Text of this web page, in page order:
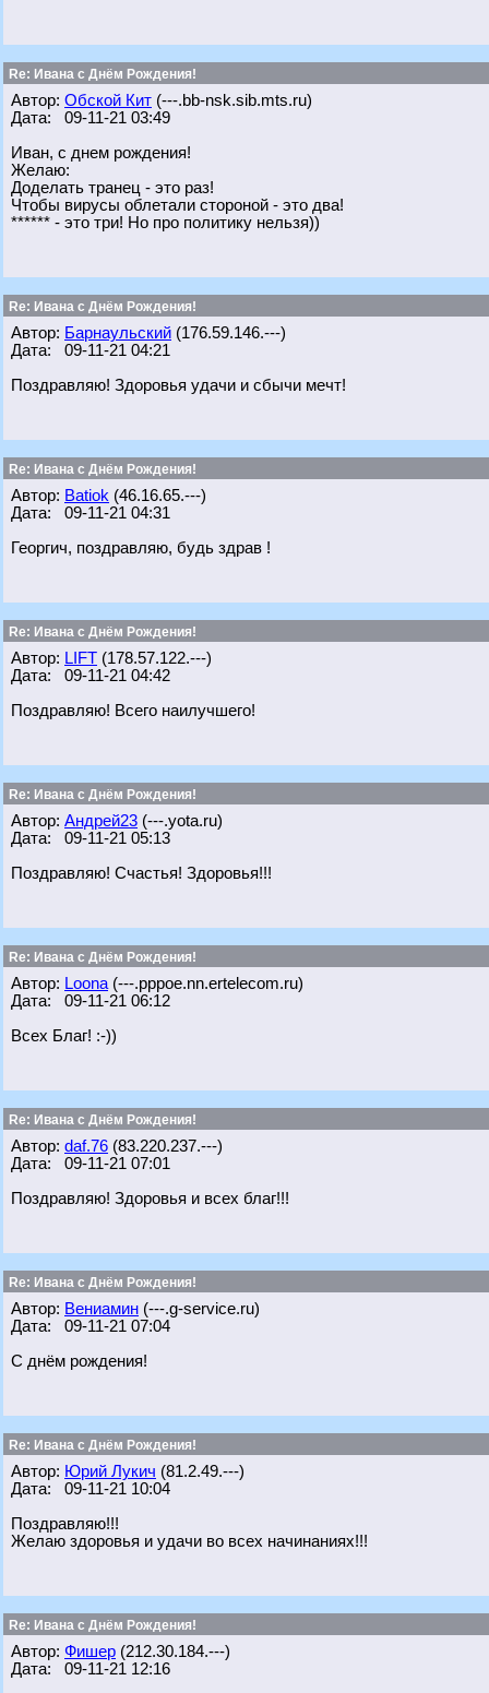
Re: Ивана с Днём Рождения!
Автор: Обской Кит (---.bb-nsk.sib.mts.ru)
Дата: 09-11-21 03:49
Иван, с днем рождения!
Желаю:
Доделать транец - это раз!
Чтобы вирусы облетали стороной - это два!
****** - это три! Но про политику нельзя))
Re: Ивана с Днём Рождения!
Автор: Барнаульский (176.59.146.---)
Дата: 09-11-21 04:21
Поздравляю! Здоровья удачи и сбычи мечт!
Re: Ивана с Днём Рождения!
Автор: Batiok (46.16.65.---)
Дата: 09-11-21 04:31
Георгич, поздравляю, будь здрав !
Re: Ивана с Днём Рождения!
Автор: LIFT (178.57.122.---)
Дата: 09-11-21 04:42
Поздравляю! Всего наилучшего!
Re: Ивана с Днём Рождения!
Автор: Андрей23 (---.yota.ru)
Дата: 09-11-21 05:13
Поздравляю! Счастья! Здоровья!!!
Re: Ивана с Днём Рождения!
Автор: Loona (---.pppoe.nn.ertelecom.ru)
Дата: 09-11-21 06:12
Всех Благ! :-))
Re: Ивана с Днём Рождения!
Автор: daf.76 (83.220.237.---)
Дата: 09-11-21 07:01
Поздравляю! Здоровья и всех благ!!!
Re: Ивана с Днём Рождения!
Автор: Вениамин (---.g-service.ru)
Дата: 09-11-21 07:04
С днём рождения!
Re: Ивана с Днём Рождения!
Автор: Юрий Лукич (81.2.49.---)
Дата: 09-11-21 10:04
Поздравляю!!!
Желаю здоровья и удачи во всех начинаниях!!!
Re: Ивана с Днём Рождения!
Автор: Фишер (212.30.184.---)
Дата: 09-11-21 12:16